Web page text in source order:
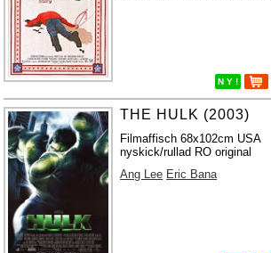
N Y !
THE HULK (2003)
Filmaffisch 68x102cm USA
nyskick/rullad RO original
Ang Lee Eric Bana